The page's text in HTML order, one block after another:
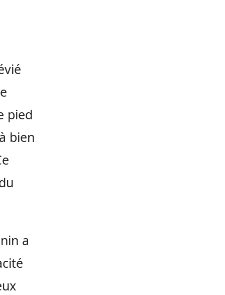
pied
bien
a